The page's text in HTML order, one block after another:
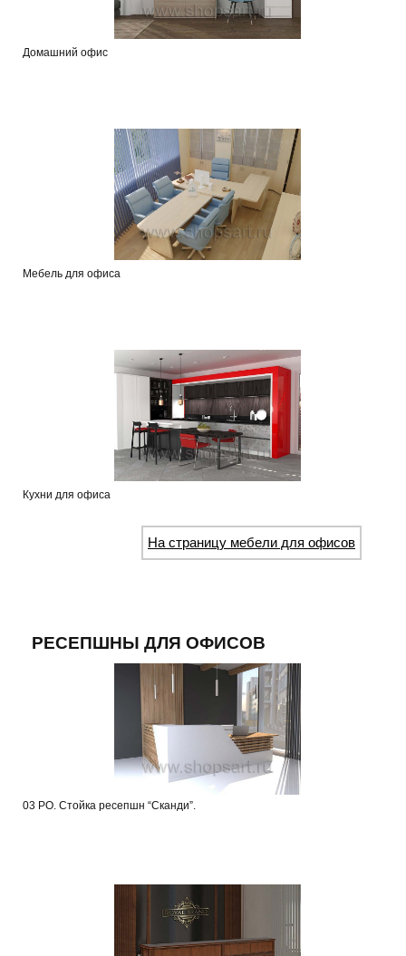
Домашний офис
Мебель для офиса
Кухни для офиса
На страницу мебели для офисов
РЕСЕПШНЫ ДЛЯ ОФИСОВ
03 РО. Стойка ресепшн “Сканди”.